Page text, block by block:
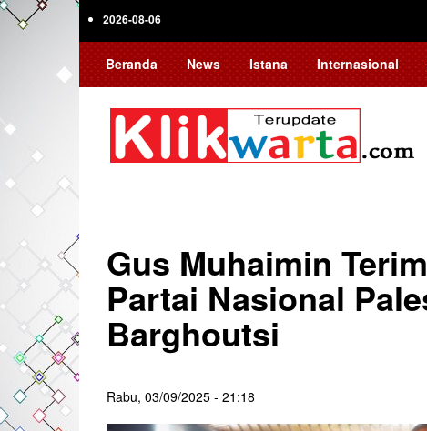
Skip
2026-08-06
Beranda News Istana Internasional
Gus Muhaimin
Partai Nasional
Barghoutsi
Rabu, 03/09/2025 - 21:18